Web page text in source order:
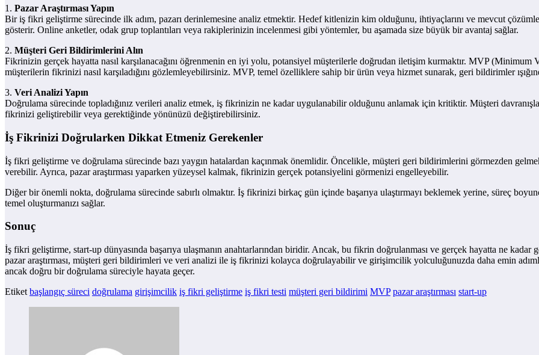
1. Pazar Araştırması Yapın
Bir iş fikri geliştirme sürecinde ilk adım, pazarı derinlemesine analiz etmektir. Hedef kitlenizin kim olduğunu, ihtiyaçlarını ve mevcut
gösterir. Online anketler, odak grup toplantıları veya rakiplerinizin incelenmesi gibi yöntemler, bu aşamada size büyük bir avantaj sağlar.
2. Müşteri Geri Bildirimlerini Alın
Fikrinizin gerçek hayatta nasıl karşılanacağını öğrenmenin en iyi yolu, potansiyel müşterilerle doğrudan iletişim kurmaktır. MVP
müşterilerin fikrinizi nasıl karşıladığını gözlemleyebilirsiniz. MVP, temel özelliklere sahip bir ürün veya hizmet sunarak, geri bildirimler
3. Veri Analizi Yapın
Doğrulama sürecinde topladığınız verileri analiz etmek, iş fikrinizin ne kadar uygulanabilir olduğunu anlamak için kritiktir. Müşteri
fikrinizi geliştirebilir veya gerektiğinde yönünüzü değiştirebilirsiniz.
İş Fikrinizi Doğrularken Dikkat Etmeniz Gerekenler
İş fikri geliştirme ve doğrulama sürecinde bazı yaygın hatalardan kaçınmak önemlidir. Öncelikle, müşteri geri bildirimlerini görmezden
verebilir. Ayrıca, pazar araştırması yaparken yüzeysel kalmak, fikrinizin gerçek potansiyelini görmenizi engelleyebilir.
Diğer bir önemli nokta, doğrulama sürecinde sabırlı olmaktır. İş fikrinizi birkaç gün içinde başarıya ulaştırmayı beklemek yerine, süreç
temel oluşturmanızı sağlar.
Sonuç
İş fikri geliştirme, start-up dünyasında başarıya ulaşmanın anahtarlarından biridir. Ancak, bu fikrin doğrulanması ve gerçek hayatta ne
pazar araştırması, müşteri geri bildirimleri ve veri analizi ile iş fikrinizi kolayca doğrulayabilir ve girişimcilik yolculuğunuzda daha emin
ancak doğru bir doğrulama süreciyle hayata geçer.
Etiket başlangıç süreci doğrulama girişimcilik iş fikri geliştirme iş fikri testi müşteri geri bildirimi MVP pazar araştırması start-up